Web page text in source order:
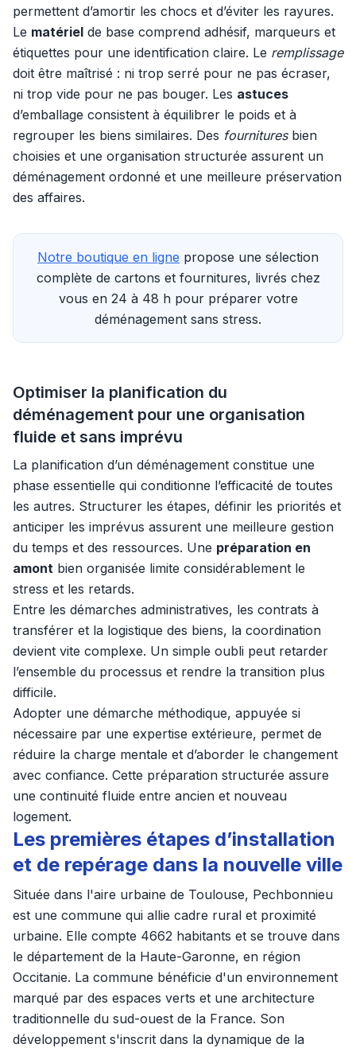
permettent d’amortir les chocs et d’éviter les rayures.
Le matériel de base comprend adhésif, marqueurs et
étiquettes pour une identification claire. Le remplissage
doit être maîtrisé : ni trop serré pour ne pas écraser,
ni trop vide pour ne pas bouger. Les astuces
d’emballage consistent à équilibrer le poids et à
regrouper les biens similaires. Des fournituresbien
choisies et une organisation structurée assurent un
déménagement ordonné et une meilleure préservation
des affaires.
Notre boutique en ligne propose une sélection
complète de cartons et fournitures, livrés chez
vous en 24 à 48 h pour préparer votre
déménagement sans stress.
Optimiser la planification du
déménagement pour une organisation
fluide et sans imprévu
La planification d’un déménagement constitue une
phase essentielle qui conditionne l’efficacité de toutes
les autres. Structurer les étapes, définir les priorités et
anticiper les imprévus assurent une meilleure gestion
du temps et des ressources. Une préparation en
amont bien organisée limite considérablement le
stress et les retards.
Entre les démarches administratives, les contrats à
transférer et la logistique des biens, la coordination
devient vite complexe. Un simple oubli peut retarder
l’ensemble du processus et rendre la transition plus
difficile.
Adopter une démarche méthodique, appuyée si
nécessaire par une expertise extérieure, permet de
réduire la charge mentale et d’aborder le changement
avec confiance. Cette préparation structurée assure
une continuité fluide entre ancien et nouveau
logement.
Les premières étapes d’installation
et de repérage dans la nouvelle ville
Située dans l'aire urbaine de Toulouse, Pechbonnieu
est une commune qui allie cadre rural et proximité
urbaine. Elle compte 4662 habitants et se trouve dans
le département de la Haute-Garonne, en région
Occitanie. La commune bénéficie d'un environnement
marqué par des espaces verts et une architecture
traditionnelle du sud-ouest de la France. Son
développement s'inscrit dans la dynamique de la